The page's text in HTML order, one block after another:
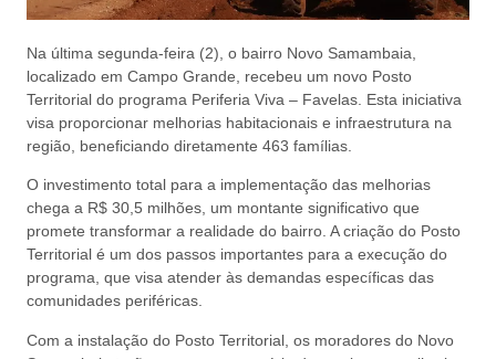
Na última segunda-feira (2), o bairro Novo Samambaia,
localizado em Campo Grande, recebeu um novo Posto
Territorial do programa Periferia Viva – Favelas. Esta iniciativa
visa proporcionar melhorias habitacionais e infraestrutura na
região, beneficiando diretamente 463 famílias.
O investimento total para a implementação das melhorias
chega a R$ 30,5 milhões, um montante significativo que
promete transformar a realidade do bairro. A criação do Posto
Territorial é um dos passos importantes para a execução do
programa, que visa atender às demandas específicas das
comunidades periféricas.
Com a instalação do Posto Territorial, os moradores do Novo